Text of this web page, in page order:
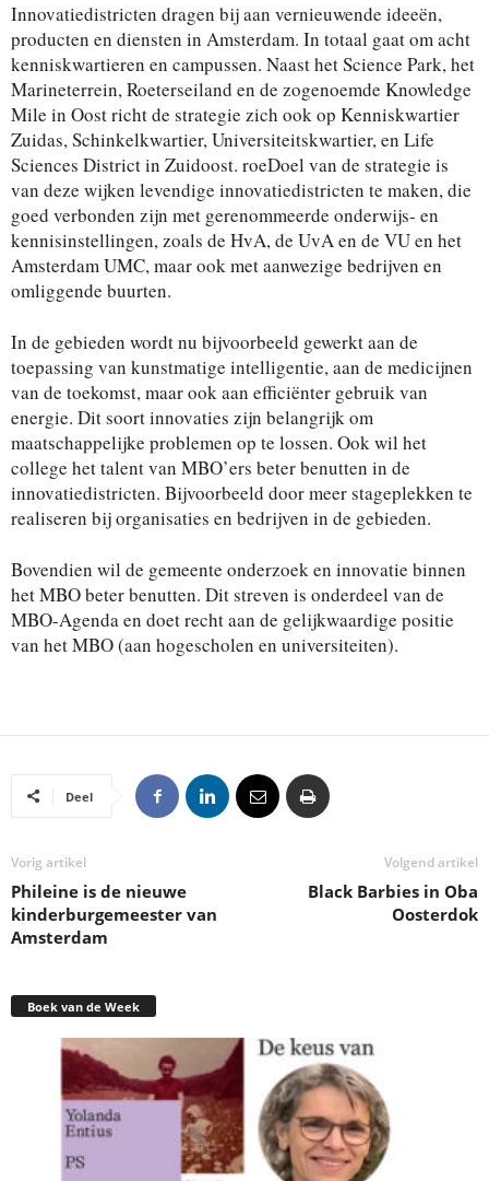
Innovatiedistricten dragen bij aan vernieuwende ideeën,
producten en diensten in Amsterdam. In totaal gaat om acht
kenniskwartieren en campussen. Naast het Science Park, het
Marineterrein, Roeterseiland en de zogenoemde Knowledge
Mile in Oost richt de strategie zich ook op Kenniskwartier
Zuidas, Schinkelkwartier, Universiteitskwartier, en Life
Sciences District in Zuidoost. roeDoel van de strategie is
van deze wijken levendige innovatiedistricten te maken, die
goed verbonden zijn met gerenommeerde onderwijs- en
kennisinstellingen, zoals de HvA, de UvA en de VU en het
Amsterdam UMC, maar ook met aanwezige bedrijven en
omliggende buurten.
In de gebieden wordt nu bijvoorbeeld gewerkt aan de
toepassing van kunstmatige intelligentie, aan de medicijnen
van de toekomst, maar ook aan efficiënter gebruik van
energie. Dit soort innovaties zijn belangrijk om
maatschappelijke problemen op te lossen. Ook wil het
college het talent van MBO’ers beter benutten in de
innovatiedistricten. Bijvoorbeeld door meer stageplekken te
realiseren bij organisaties en bedrijven in de gebieden.
Bovendien wil de gemeente onderzoek en innovatie binnen
het MBO beter benutten. Dit streven is onderdeel van de
MBO-Agenda en doet recht aan de gelijkwaardige positie
van het MBO (aan hogescholen en universiteiten).
Deel
Vorig artikel
Phileine is de nieuwe
kinderburgemeester van
Amsterdam
Volgend artikel
Black Barbies in Oba
Oosterdok
Boek van de Week